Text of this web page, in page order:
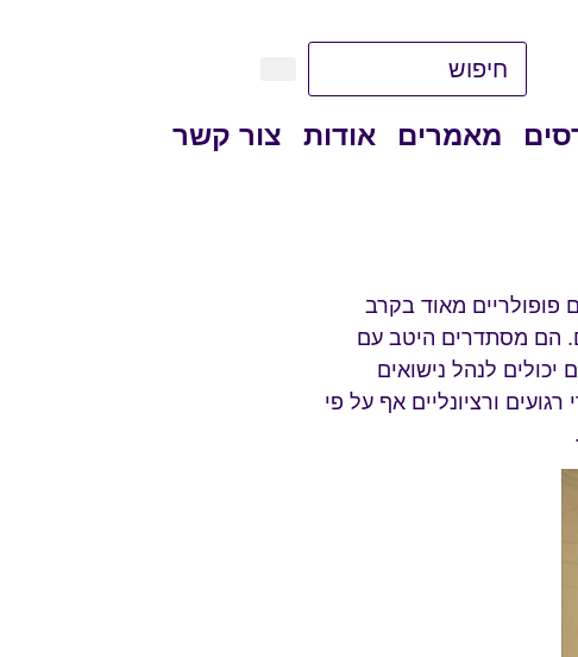
מאמרים אודות צור קשר
פופולריים מאוד בקרב
הם מסתדרים היטב עם
לנהל נישואים
ורציונליים אף על פי